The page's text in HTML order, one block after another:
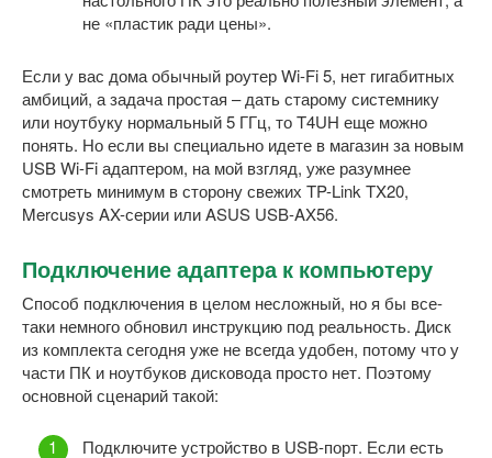
не «пластик ради цены».
Если у вас дома обычный роутер Wi-Fi 5, нет гигабитных
амбиций, а задача простая – дать старому системнику
или ноутбуку нормальный 5 ГГц, то T4UH еще можно
понять. Но если вы специально идете в магазин за новым
USB Wi-Fi адаптером, на мой взгляд, уже разумнее
смотреть минимум в сторону свежих TP-Link TX20,
Mercusys AX-серии или ASUS USB-AX56.
Подключение адаптера к компьютеру
Способ подключения в целом несложный, но я бы все-
таки немного обновил инструкцию под реальность. Диск
из комплекта сегодня уже не всегда удобен, потому что у
части ПК и ноутбуков дисковода просто нет. Поэтому
основной сценарий такой:
Подключите устройство в USB-порт. Если есть